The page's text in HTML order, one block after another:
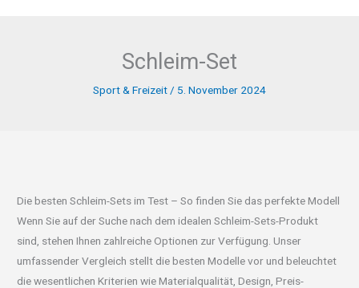
Schleim-Set
Sport & Freizeit / 5. November 2024
Die besten Schleim-Sets im Test – So finden Sie das perfekte Modell
Wenn Sie auf der Suche nach dem idealen Schleim-Sets-Produkt
sind, stehen Ihnen zahlreiche Optionen zur Verfügung. Unser
umfassender Vergleich stellt die besten Modelle vor und beleuchtet
die wesentlichen Kriterien wie Materialqualität, Design, Preis-